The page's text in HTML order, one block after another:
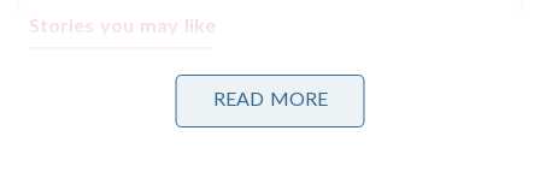
Stories you may like
പാർട്ടിക്ക് വേണ്ടി പ്രതികരിച്ചതിനാണ് കള്ളക്കേസിൽ
ജയിലിൽ അടയ്ക്കപ്പെട്ടത്, പിന്തുണ വേണ്ട, പിന്നിൽ
നിന്ന് കുത്തരുത്; ജയരാജനെതിരെ ആഞ്ഞടിച്ച്
READ MORE